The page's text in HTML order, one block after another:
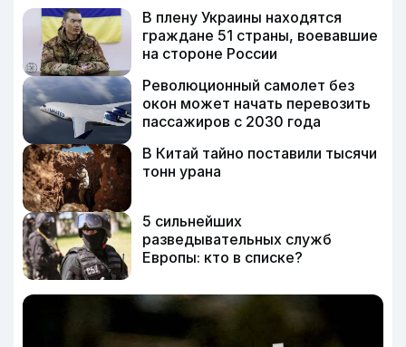
В плену Украины находятся
граждане 51 страны, воевавшие
на стороне России
Революционный самолет без
окон может начать перевозить
пассажиров с 2030 года
В Китай тайно поставили тысячи
тонн урана
5 сильнейших
разведывательных служб
Европы: кто в списке?